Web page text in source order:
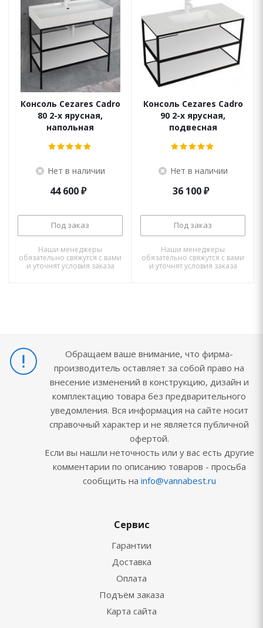
Консоль Cezares Cadro
80 2-х ярусная,
напольная
Нет в наличии
44 600₽
Под заказ
Наши менеджеры
обязательно свяжутся с вами
и уточнят условия заказа
Консоль Cezares Cadro
90 2-х ярусная,
подвесная
Нет в наличии
36 100₽
Под заказ
Наши менеджеры
обязательно свяжутся с вами
и уточнят условия заказа
Обращаем ваше внимание, что фирма-
производитель оставляет за собой право на
внесение изменений в конструкцию, дизайн и
комплектацию товара без предварительного
уведомления. Вся информация на сайте носит
справочный характер и не является публичной
офертой.
Если вы нашли неточность или у вас есть другие
комментарии по описанию товаров - просьба
сообщить на info@vannabest.ru
Сервис
Гарантии
Доставка
Оплата
Подъём заказа
Карта сайта